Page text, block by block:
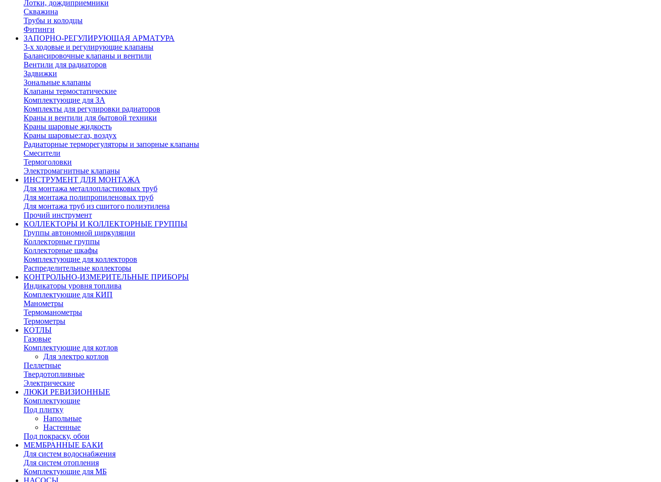
Лотки, дождиприемники
Скважина
Трубы и колодцы
Фитинги
ЗАПОРНО-РЕГУЛИРУЮЩАЯ АРМАТУРА
3-х ходовые и регулирующие клапаны
Балансировочные клапаны и вентили
Вентили для радиаторов
Задвижки
Зональные клапаны
Клапаны термостатические
Комплектующие для ЗА
Комплекты для регулировки радиаторов
Краны и вентили для бытовой техники
Краны шаровые жидкость
Краны шаровые:газ, воздух
Радиаторные терморегуляторы и запорные клапаны
Смесители
Термоголовки
Электромагнитные клапаны
ИНСТРУМЕНТ ДЛЯ МОНТАЖА
Для монтажа металлопластиковых труб
Для монтажа полипропиленовых труб
Для монтажа труб из сшитого полиэтилена
Прочий инструмент
КОЛЛЕКТОРЫ И КОЛЛЕКТОРНЫЕ ГРУППЫ
Группы автономной циркуляции
Коллекторные группы
Коллекторные шкафы
Комплектующие для коллекторов
Распределительные коллекторы
КОНТРОЛЬНО-ИЗМЕРИТЕЛЬНЫЕ ПРИБОРЫ
Индикаторы уровня топлива
Комплектующие для КИП
Манометры
Термоманометры
Термометры
КОТЛЫ
Газовые
Комплектующие для котлов
Для электро котлов
Пеллетные
Твердотопливные
Электрические
ЛЮКИ РЕВИЗИОННЫЕ
Комплектующие
Под плитку
Напольные
Настенные
Под покраску, обои
МЕМБРАННЫЕ БАКИ
Для систем водоснабжения
Для систем отопления
Комплектующие для МБ
НАСОСЫ